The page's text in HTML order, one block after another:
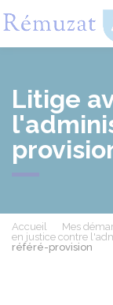
Litige
Accueil Mes
en justice contre
référé-provision